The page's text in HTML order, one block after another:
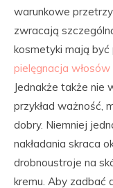
warunkowe
zwracają
kosmetyki mają
pielęgnacja
Jednakże także nie
przykład ważność,
dobry. Niemniej
nakładania skraca
drobnoustroje na
kremu. Aby zadbać